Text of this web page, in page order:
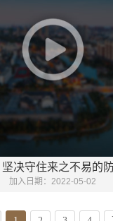
坚决守住来之不易的
加入日期： 2022-05-02